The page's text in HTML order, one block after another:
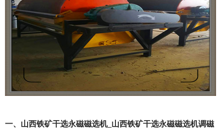
一、山西铁矿干选永磁磁选机_山西铁矿干选永磁磁选机调磁